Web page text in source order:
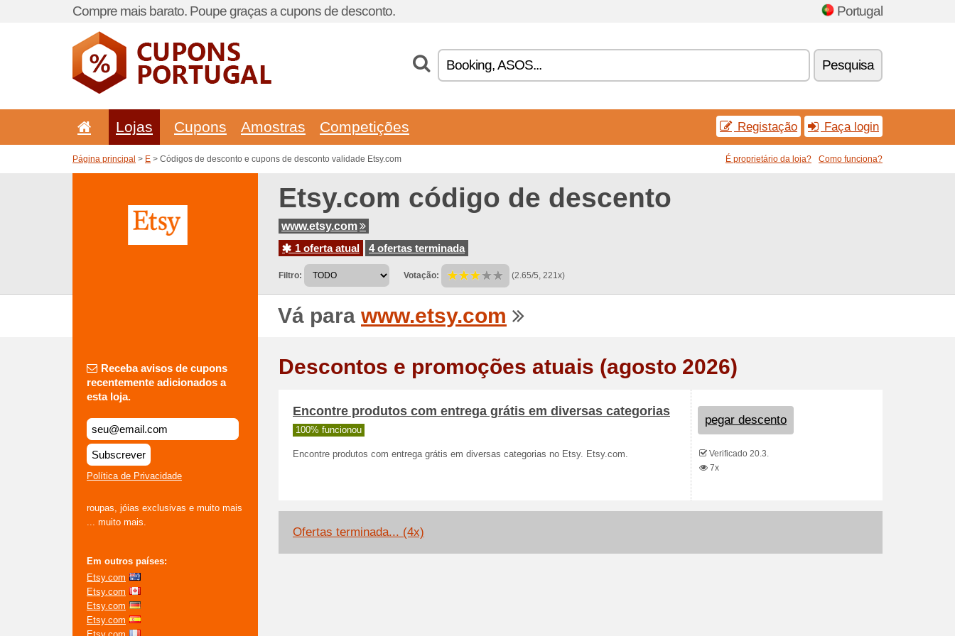
Compre mais barato. Poupe graças a cupons de desconto. Portugal
Pesquisa
Lojas Cupons Amostras Competições Registação Faça login
Página principal > E > Códigos de desconto e cupons de desconto validade Etsy.com É proprietário da loja? Como funciona?
Etsy.com código de descento
www.etsy.com
1 oferta atual
4 ofertas terminada
Filtro: Votação: (2.65/5, 221x)
Vá para www.etsy.com
Receba avisos de cupons
recentemente adicionados a
esta loja.
Subscrever
Política de Privacidade
roupas, jóias exclusivas e muito mais
... muito mais.
Em outros países:
Etsy.com
Etsy.com
Etsy.com
Etsy.com
Descontos e promoções atuais (agosto 2026)
Encontre produtos com entrega grátis em diversas categorias
100% funcionou
Encontre produtos com entrega grátis em diversas categorias no Etsy. Etsy.com.
pegar descento
Verificado 20.3.
7x
Ofertas terminada... (4x)